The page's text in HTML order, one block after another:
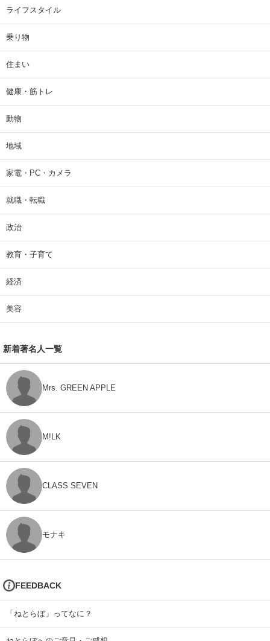
ライフスタイル
乗り物
住まい
健康・筋トレ
動物
地域
家電・PC・カメラ
就職・転職
政治
教育・子育て
経済
美容
新着著名人一覧
Mrs. GREEN APPLE
M!LK
CLASS SEVEN
モナキ
FEEDBACK
「ねとらぼ」ってなに？